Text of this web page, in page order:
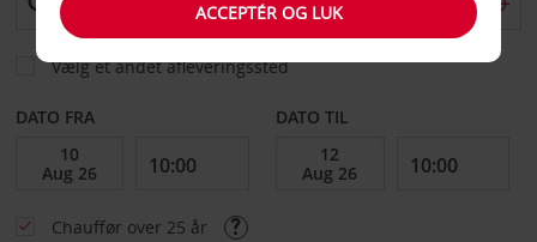
Vælg et andet afleveringssted
DATO FRA DATO TIL
Chauffør over 25 år
ACCEPTÉR OG LUK